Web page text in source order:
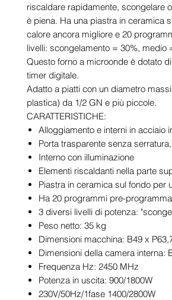
riscaldare rapidamente, scongelare
è piena. Ha una piastra in ceramica
calore ancora migliore e 20
livelli: scongelamento = 30%, medio
Questo forno a microonde è dotato
timer digitale.
Adatto a piatti con un diametro
plastica) da 1/2 GN e più piccole.
CARATTERISTICHE:
Alloggiamento e interni in acciaio
Porta trasparente senza
Interno con illuminazione
Elementi riscaldanti nella parte
Piastra in ceramica sul fondo per
Ha 20 programmi pre-
3 diversi livelli di potenza:
Peso netto: 35 kg
Dimensioni macchina: B49 x
Dimensioni della camera interna:
Frequenza Hz: 2450 MHz
Potenza in uscita: 900/1800W
230V/50Hz/1fase 1400/2800W